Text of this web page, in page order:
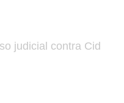
judicial contra Cid